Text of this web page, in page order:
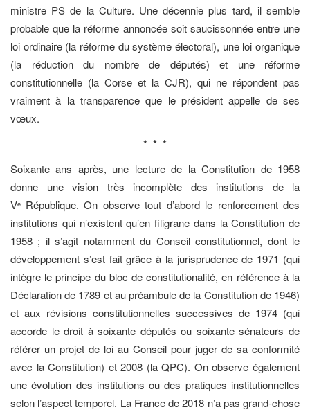
ministre PS de la Culture. Une décennie plus tard, il semble
probable que la réforme annoncée soit saucissonnée entre une
loi ordinaire (la réforme du système électoral), une loi organique
(la réduction du nombre de députés) et une réforme
constitutionnelle (la Corse et la CJR), qui ne répondent pas
vraiment à la transparence que le président appelle de ses
vœux.
* * *
Soixante ans après, une lecture de la Constitution de 1958
donne une vision très incomplète des institutions de la
Ve République. On observe tout d’abord le renforcement des
institutions qui n’existent qu’en filigrane dans la Constitution de
1958 ; il s’agit notamment du Conseil constitutionnel, dont le
développement s’est fait grâce à la jurisprudence de 1971 (qui
intègre le principe du bloc de constitutionalité, en référence à la
Déclaration de 1789 et au préambule de la Constitution de 1946)
et aux révisions constitutionnelles successives de 1974 (qui
accorde le droit à soixante députés ou soixante sénateurs de
référer un projet de loi au Conseil pour juger de sa conformité
avec la Constitution) et 2008 (la QPC). On observe également
une évolution des institutions ou des pratiques institutionnelles
selon l’aspect temporel. La France de 2018 n’a pas grand-chose